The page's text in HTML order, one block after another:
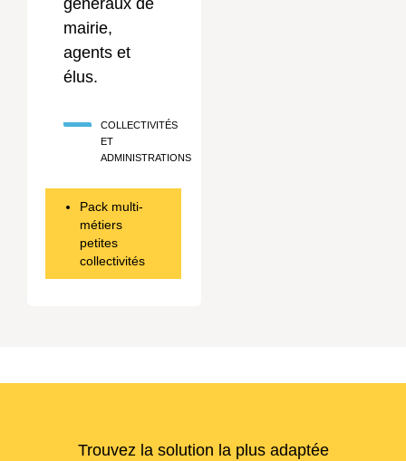
généraux de
mairie,
agents et
élus.
COLLECTIVITÉS
ET
ADMINISTRATIONS
Pack multi-
métiers
petites
collectivités
Trouvez la solution la plus adaptée